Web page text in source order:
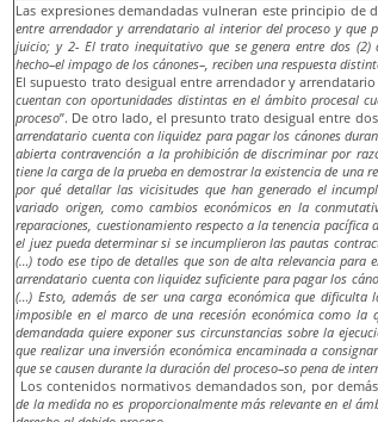
Las expresiones demandadas vulneran este principio de
entre arrendador y arrendatario al interior del proceso y
juicio; y 2- El trato inequitativo que se genera entre dos
hecho–el impago de los cánones–, reciben una respuesta
El supuesto trato desigual entre arrendador y
cuentan con oportunidades distintas en el ámbito procesal
proceso”. De otro lado, el presunto trato desigual entre
arrendatario cuenta con liquidez para pagar los cánones
abierta contravención a la prohibición de discriminar por
tiene la carga de la prueba en demostrar la existencia de una
por qué detallar las vicisitudes que han generado el
variado origen, como cambios económicos en la
reparaciones, cuestionamiento respecto a la tenencia
el juez pueda determinar si se incumplieron las pautas
(…) todo ese tipo de detalles que son de alta relevancia para
arrendatario cuenta con liquidez suficiente para pagar los
(…) Esto, además de ser una carga económica que dificulta
imposible en el marco de una recesión económica como la
demandada quiere exponer sus circunstancias sobre la
que realizar una inversión económica encaminada a
que se causen durante la duración del proceso–so pena de
Los contenidos normativos demandados son, por
de la medida no es proporcionalmente más relevante en el